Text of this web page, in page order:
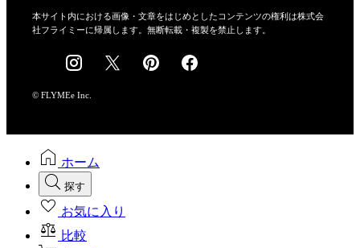
会社概要
採用情報
本サイト内における画像・文章をはじめとしたコンテンツの権利は株式会
社フライミーに帰属します。無断転載・複製を禁止します。
© FLYMEe Inc.
ホーム
探す
お気に入り
比較